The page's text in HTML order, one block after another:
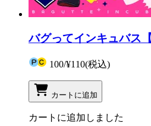
バグってインキュバス
100/¥110(税込)
カートに追加
カートに追加しました